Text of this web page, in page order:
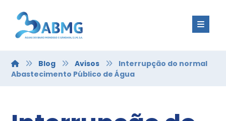
Blog Avisos
Interrupção do normal
Abastecimento Público de Água